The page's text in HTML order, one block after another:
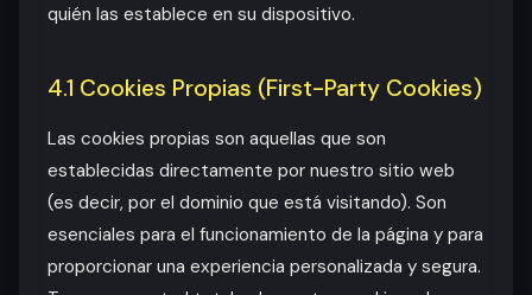
quién las establece en su dispositivo.
4.1 Cookies Propias (First-Party Cookies)
Las cookies propias son aquellas que son
establecidas directamente por nuestro sitio web
(es decir, por el dominio que está visitando). Son
esenciales para el funcionamiento de la página y para
proporcionar una experiencia personalizada y segura.